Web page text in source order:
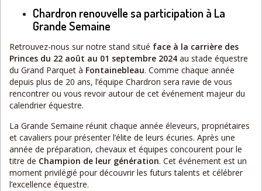
Chardron renouvelle sa participation à La
Grande Semaine
Retrouvez-nous sur notre stand situé face à la carrière des
Princes du 22 août au 01 septembre 2024 au stade équestre
du Grand Parquet à Fontainebleau. Comme chaque année
depuis plus de 20 ans, l’équipe Chardron sera ravie de vous
rencontrer ou vous revoir autour de cet événement majeur du
calendrier équestre.
La Grande Semaine réunit chaque année éleveurs, propriétaires
et cavaliers pour présenter l’élite de leurs écuries. Après une
année de préparation, chevaux et équipes concourent pour le
titre de Champion de leur génération. Cet événement est un
moment privilégié pour découvrir les futurs talents et célébrer
l’excellence équestre.